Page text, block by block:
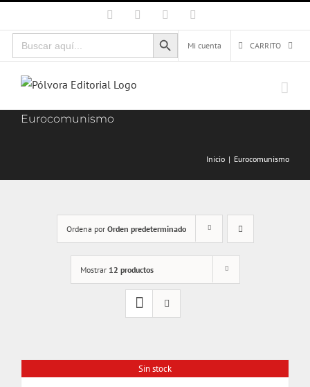
al
contenido
Facebook Instagram
Buscar:
Botón de búsqueda
Mi cuenta
CARRITO
Eurocomunismo
Inicio Eurocomunismo
Ordena por Orden predeterminado
Mostrar 12 productos
Sin stock